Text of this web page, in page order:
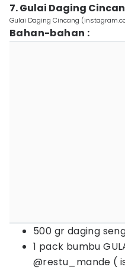
7. Gulai Daging
Gulai Daging Cincang
Bahan-bahan :
500 gr daging
1 pack bumbu
@restu_mande (